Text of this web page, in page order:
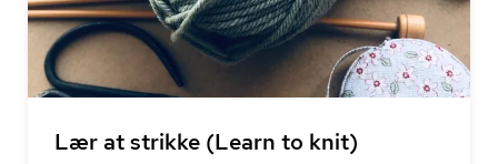
Lær at strikke (Learn to knit)